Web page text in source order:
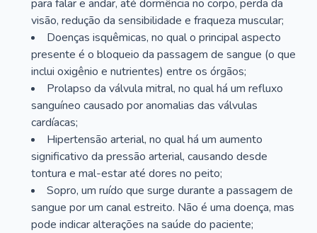
para falar e andar, até dormência no corpo, perda da
visão, redução da sensibilidade e fraqueza muscular;
Doenças isquêmicas, no qual o principal aspecto
presente é o bloqueio da passagem de sangue (o que
inclui oxigênio e nutrientes) entre os órgãos;
Prolapso da válvula mitral, no qual há um refluxo
sanguíneo causado por anomalias das válvulas
cardíacas;
Hipertensão arterial, no qual há um aumento
significativo da pressão arterial, causando desde
tontura e mal-estar até dores no peito;
Sopro, um ruído que surge durante a passagem de
sangue por um canal estreito. Não é uma doença, mas
pode indicar alterações na saúde do paciente;